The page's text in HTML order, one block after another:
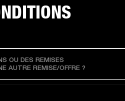
OU DES REMISES
AUTRE REMISE/OFFRE ?